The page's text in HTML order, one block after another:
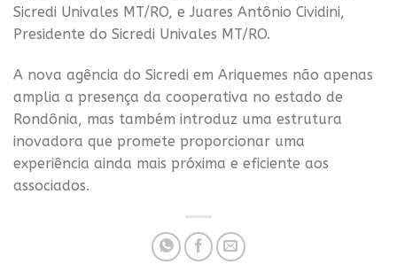
Sicredi Univales MT/RO, e Juares Antônio Cividini,
Presidente do Sicredi Univales MT/RO.
A nova agência do Sicredi em Ariquemes não apenas
amplia a presença da cooperativa no estado de
Rondônia, mas também introduz uma estrutura
inovadora que promete proporcionar uma
experiência ainda mais próxima e eficiente aos
associados.